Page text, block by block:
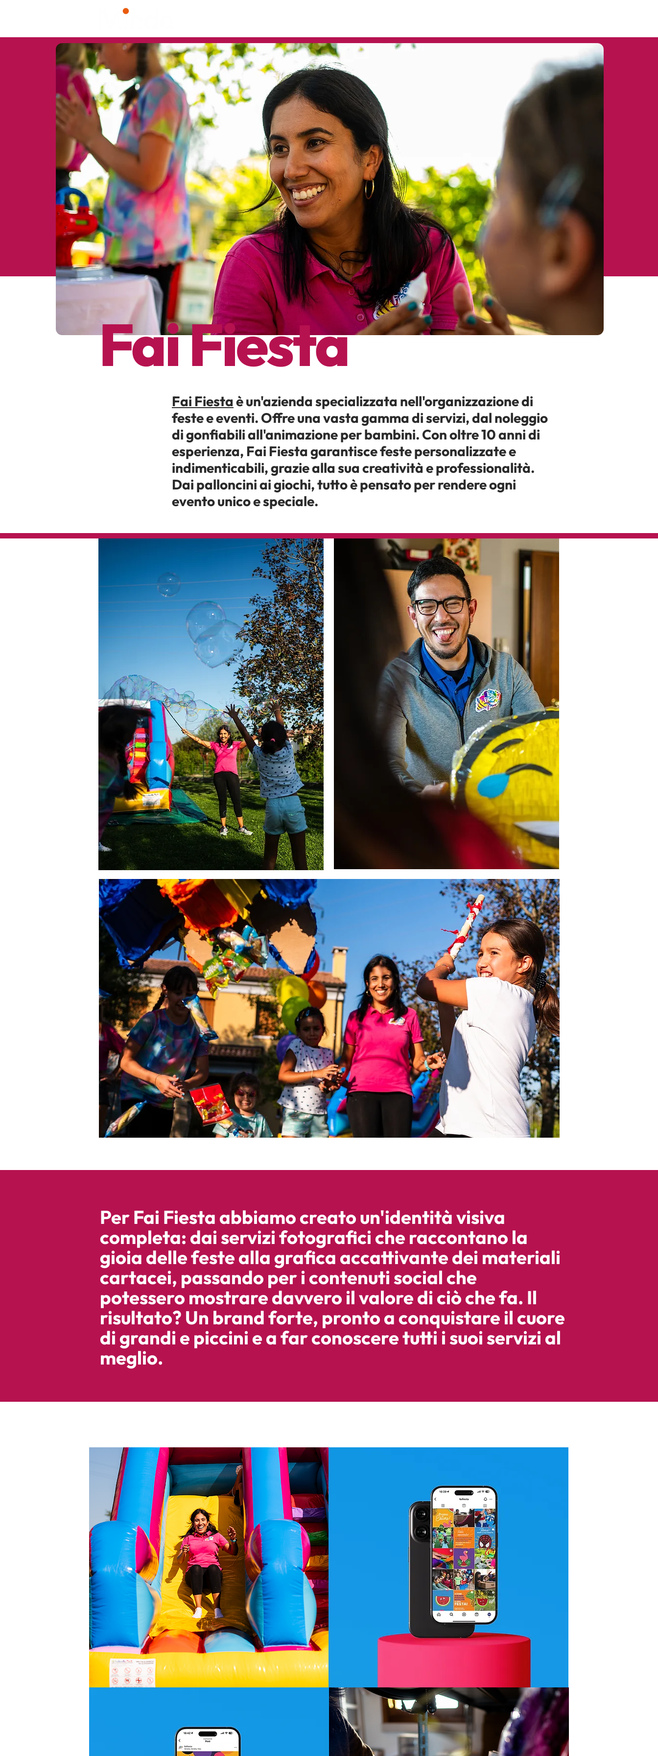
Fai Fiesta
Fai Fiestaè un'azienda specializzata nell'organizzazione di
feste e eventi. Offre una vasta gamma di servizi, dal noleggio
di gonfiabili all'animazione per bambini. Con oltre 10 anni di
esperienza, Fai Fiesta garantisce feste personalizzate e
indimenticabili, grazie alla sua creatività e professionalità.
Dai palloncini ai giochi, tutto è pensato per rendere ogni
evento unico e speciale.
Per Fai Fiesta abbiamo creato un'identità visiva
completa: dai servizi fotografici che raccontano la
gioia delle feste alla grafica accattivante dei materiali
cartacei, passando per i contenuti social che
potessero mostrare davvero il valore di ciò che fa. Il
risultato? Un brand forte, pronto a conquistare il cuore
di grandi e piccini e a far conoscere tutti i suoi servizi al
meglio.